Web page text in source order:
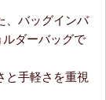
、バッグインバ
ダーバッグで
と手軽さを重視